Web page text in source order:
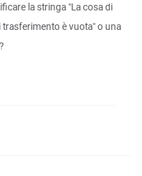
la stringa "La cosa di
è vuota" o una